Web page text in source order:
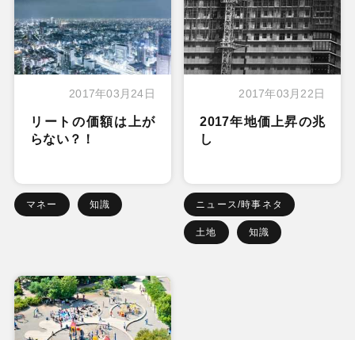
2017年03月24日
リートの価額は上が
らない？！
マネー 知識
2017年03月22日
2017年地価上昇の兆
し
ニュース/時事ネタ
土地 知識